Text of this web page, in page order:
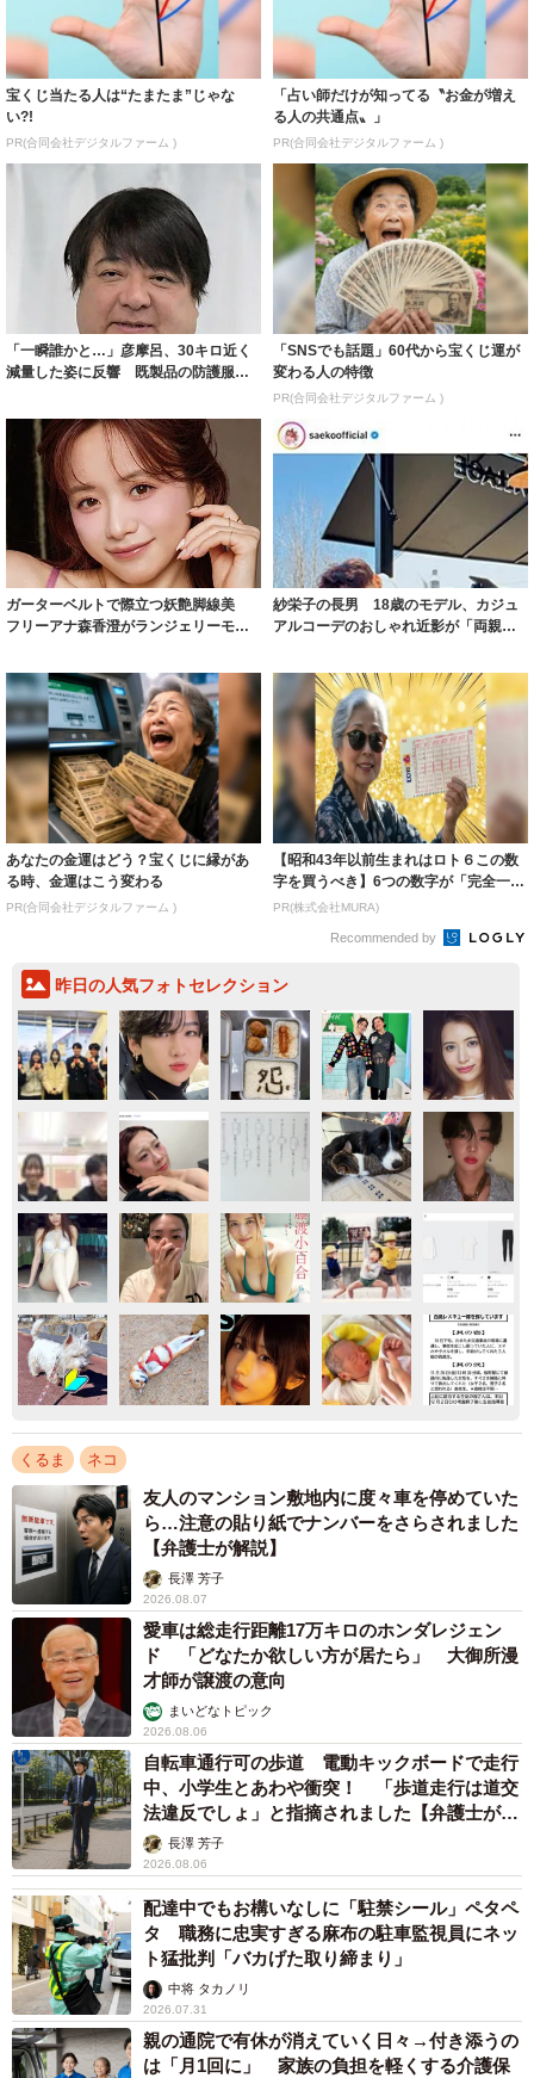
宝くじ当たる人は“たまたま”じゃな
い?!
PR(合同会社デジタルファーム )
「占い師だけが知ってる〝お金が増え
る人の共通点〟」
PR(合同会社デジタルファーム )
「一瞬誰かと…」彦摩呂、30キロ近く
減量した姿に反響 既製品の防護服が
「SNSでも話題」60代から宝くじ運が
変わる人の特徴
PR(合同会社デジタルファーム )
ガーターベルトで際立つ妖艶脚線美
フリーアナ森香澄がランジェリーモデ
紗栄子の長男 18歳のモデル、カジュ
アルコーデのおしゃれ近影が「両親の
あなたの金運はどう？宝くじに縁があ
る時、金運はこう変わる
PR(合同会社デジタルファーム )
【昭和43年以前生まれはロト６この数
字を買うべき】6つの数字が「完全一
致」する方...
PR(株式会社MURA)
Recommended by
昨日の人気フォトセレクション
くるま ネコ
友人のマンション敷地内に度々車を停めていた
ら…注意の貼り紙でナンバーをさらされました
【弁護士が解説】
長澤 芳子
2026.08.07
愛車は総走行距離17万キロのホンダレジェン
ド 「どなたか欲しい方が居たら」 大御所漫
才師が譲渡の意向
まいどなトピック
2026.08.06
自転車通行可の歩道 電動キックボードで走行
中、小学生とあわや衝突！ 「歩道走行は道交
法違反でしょ」と指摘されました【弁護士が解
説】長澤 芳子
2026.08.06
配達中でもお構いなしに「駐禁シール」ペタペ
タ 職務に忠実すぎる麻布の駐車監視員にネッ
ト猛批判「バカげた取り締まり」
中将 タカノリ
2026.07.31
親の通院で有休が消えていく日々→付き添うの
は「月1回に」 家族の負担を軽くする介護保